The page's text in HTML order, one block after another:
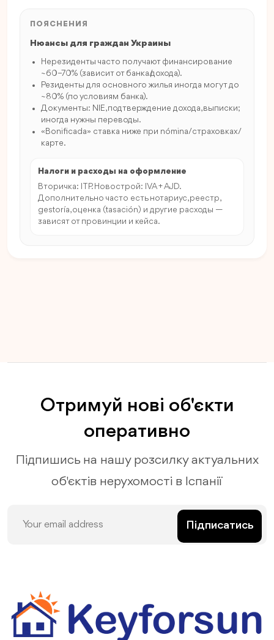
ПОЯСНЕНИЯ
Нюансы для граждан Украины
Нерезиденты часто получают финансирование
~60–70% (зависит от банка/дохода).
Резиденты для основного жилья иногда могут до
~80% (по условиям банка).
Документы: NIE, подтверждение дохода, выписки;
иногда нужны переводы.
«Bonificada» ставка ниже при nómina/страховках/
карте.
Налоги и расходы на оформление
Вторичка: ITP. Новострой: IVA + AJD.
Дополнительно часто есть нотариус, реестр,
gestoría, оценка (tasación) и другие расходы —
зависят от провинции и кейса.
Отримуй нові об'єкти
оперативно
Підпишись на нашу розсилку актуальних
об'єктів нерухомості в Іспанії
Підписатись